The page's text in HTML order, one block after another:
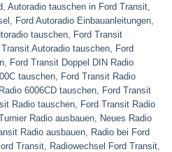
Autoradio tauschen in Ford Transit
Ford Autoradio Einbauanleitungen
tauschen
Ford Transit
Transit Autoradio tauschen
Ford
Ford Transit Doppel DIN Radio
tauschen
Ford Transit Radio
6006CD tauschen
Ford Transit
Radio tauschen
Ford Transit Radio
Radio ausbauen
Neues Radio
Radio ausbauen
Radio bei Ford
Transit Radiowechsel Ford Transit